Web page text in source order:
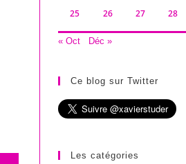
25 26 27 28
« Oct Déc »
Ce blog sur Twitter
Les catégories